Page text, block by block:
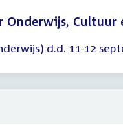
Onderwijs, Cultuur
d.d. 11-12